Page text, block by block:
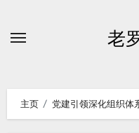
老
主页 党建引领深化组织体